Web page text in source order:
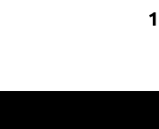
1